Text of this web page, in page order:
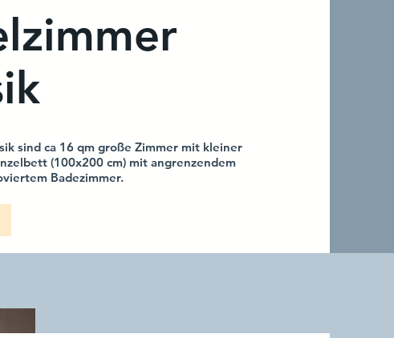
sind ca 16 qm große Zimmer mit kleiner
(100x200 cm) mit angrenzendem
Badezimmer.